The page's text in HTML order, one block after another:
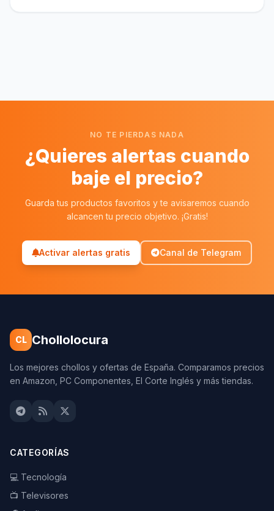
NO TE PIERDAS NADA
¿Quieres alertas cuando
baje el precio?
Guarda tus productos favoritos y te avisaremos cuando
alcancen tu precio objetivo. ¡Gratis!
Activar alertas gratis Canal de Telegram
CL Chollolocura
Los mejores chollos y ofertas de España. Comparamos precios
en Amazon, PC Componentes, El Corte Inglés y más tiendas.
CATEGORÍAS
💻 Tecnología
📺 Televisores